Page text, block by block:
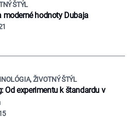
ŠTÝL
moderné hodnoty Dubaja
ŽIVOTNÝ ŠTÝL
Od experimentu k štandardu v